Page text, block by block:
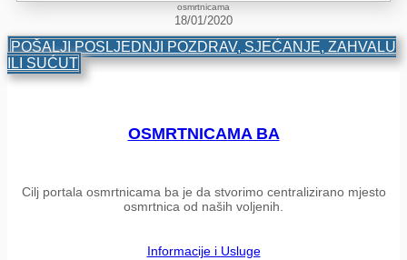
osmrtnicama
18/01/2020
POŠALJI POSLJEDNJI POZDRAV, SJEĆANJE, ZAHVALU
ILI SUĆUT
OSMRTNICAMA BA
Cilj portala osmrtnicama ba je da stvorimo centralizirano mjesto
osmrtnica od naših voljenih.
Informacije i Usluge